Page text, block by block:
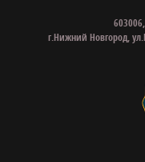
г.Нижний Новгород,